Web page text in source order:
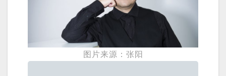
图片来源：张阳